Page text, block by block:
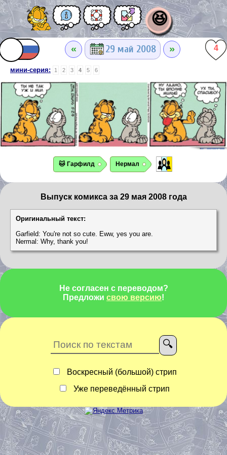
😆
« 29 май 2008 » 4
мини-серия: 1 2 3 4 5 6
🐱 Гарфилд Нермал
Выпуск комикса за 29 мая 2008 года
Оригинальный текст:
Garfield: You're not so cute. Eww, yes you are.
Nermal: Why, thank you!
Не согласен с переводом?
Предложи свою версию!
Воскресный (большой) стрип
Уже переведённый стрип